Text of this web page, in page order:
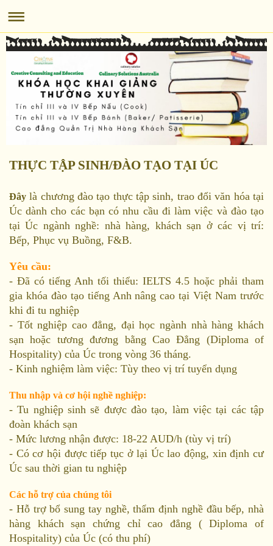
THỰC TẬP SINH/ĐÀO TẠO TẠI ÚC
Đây là chương đào tạo thực tập sinh, trao đổi văn hóa tại
Úc dành cho các bạn có nhu cầu đi làm việc và đào tạo
tại Úc ngành nghề: nhà hàng, khách sạn ở các vị trí:
Bếp, Phục vụ Buồng, F&B.
Yêu cầu:
- Đã có tiếng Anh tối thiểu: IELTS 4.5 hoặc phải tham
gia khóa đào tạo tiếng Anh nâng cao tại Việt Nam trước
khi đi tu nghiệp
- Tốt nghiệp cao đẳng, đại học ngành nhà hàng khách
sạn hoặc tương đương bằng Cao Đẳng (Diploma of
Hospitality) của Úc trong vòng 36 tháng.
- Kinh nghiệm làm việc: Tùy theo vị trí tuyển dụng
Thu nhập và cơ hội nghề nghiệp:
- Tu nghiệp sinh sẽ được đào tạo, làm việc tại các tập
đoàn khách sạn
- Mức lương nhận được: 18-22 AUD/h (tùy vị trí)
- Có cơ hội được tiếp tục ở lại Úc lao động, xin định cư
Úc sau thời gian tu nghiệp
Các hỗ trợ của chúng tôi
- Hỗ trợ bổ sung tay nghề, thẩm định nghề đầu bếp, nhà
hàng khách sạn chứng chỉ cao đẳng ( Diploma of
Hospitality) của Úc (có thu phí)